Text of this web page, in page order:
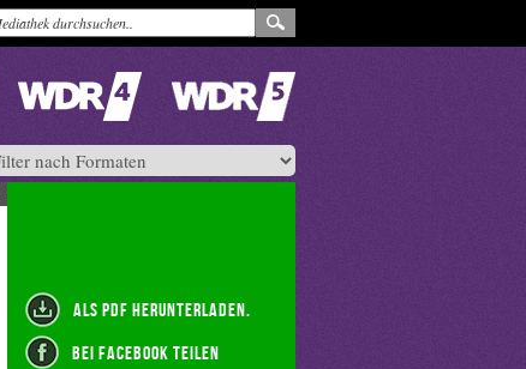
als PDF herunterladen.
bei Facebook teilen